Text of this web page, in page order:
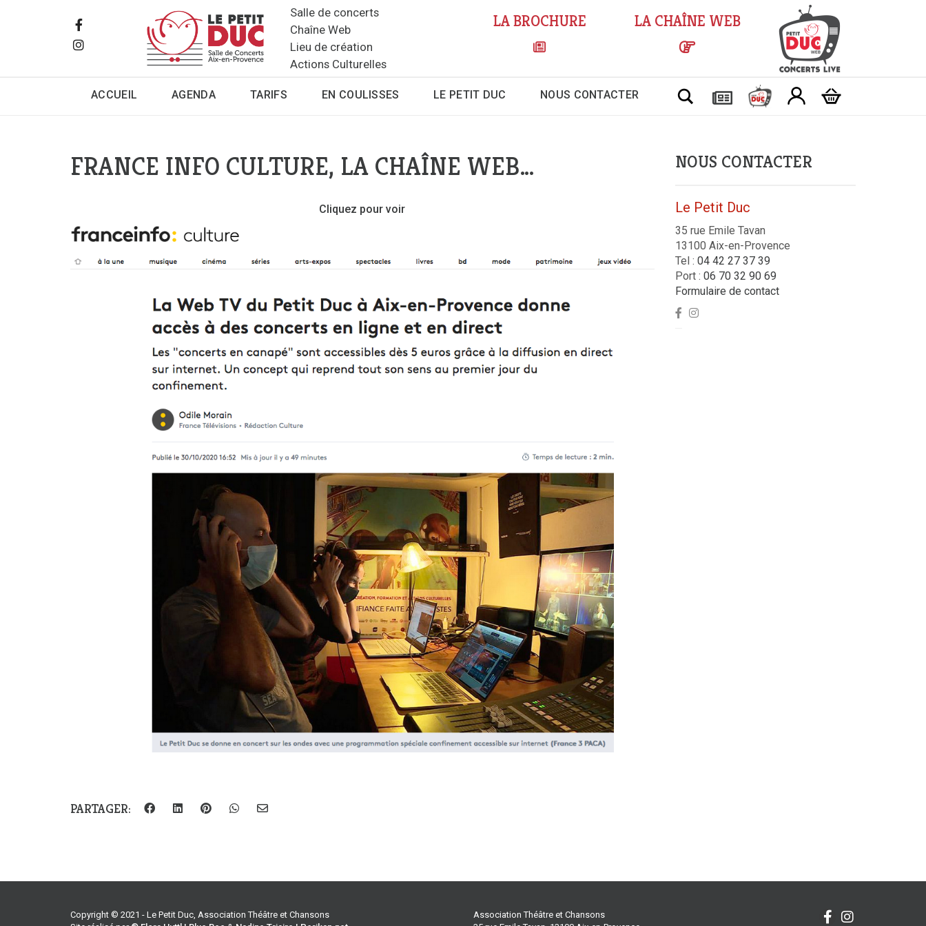
Salle de concerts
Chaîne Web
Lieu de création
Actions Culturelles
LA BROCHURE LA CHAÎNE WEB
ACCUEIL AGENDA TARIFS EN COULISSES LE PETIT DUC NOUS CONTACTER Chercher
FRANCE INFO CULTURE, LA CHAÎNE WEB…
Cliquez pour voir
PARTAGER:
NOUS CONTACTER
Le Petit Duc
35 rue Emile Tavan
13100 Aix-en-Provence
Tel : 04 42 27 37 39
Port : 06 70 32 90 69
Formulaire de contact
Copyright © 2021 - Le Petit Duc, Association Théâtre et Chansons
Association Théâtre et Chansons